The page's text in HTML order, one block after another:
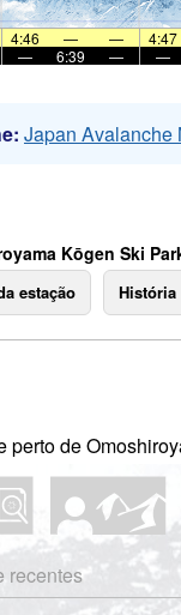
4:46 — — 4:47
— 6:39 — —
Japan Avalanche
Kōgen Ski
estação História
perto de
recentes